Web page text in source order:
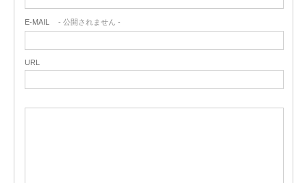
E-MAIL - 公開されません -
URL